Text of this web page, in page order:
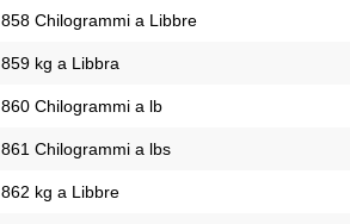
858 Chilogrammi a Libbre
859 kg a Libbra
860 Chilogrammi a lb
861 Chilogrammi a lbs
862 kg a Libbre